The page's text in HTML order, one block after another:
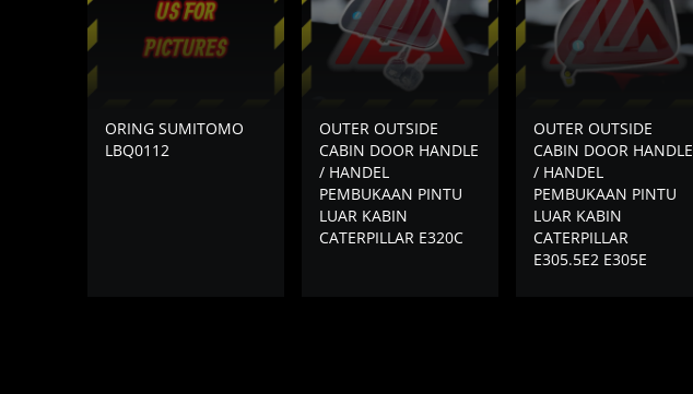
ORING SUMITOMO
LBQ0112
OUTER OUTSIDE
CABIN DOOR HANDLE
/ HANDEL
PEMBUKAAN PINTU
LUAR KABIN
CATERPILLAR E320C
OUTER OUTSIDE
CABIN DOOR HANDLE
/ HANDEL
PEMBUKAAN PINTU
LUAR KABIN
CATERPILLAR
E305.5E2 E305E